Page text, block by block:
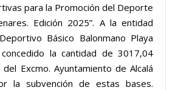
para la Promoción del Deporte
Edición 2025”. A la entidad
Básico Balonmano Playa
la cantidad de 3017,04
Excmo. Ayuntamiento de Alcalá
la subvención de estas bases.